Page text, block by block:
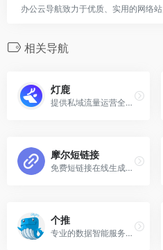
办公云导航致力于优质、实用的网络
相关导航
灯鹿
提供私域流量运营全套解决方案
摩尔短链接
免费短链接在线生成工具
个推
专业的数据智能服务商,为垂直领域提供数据智能解决方案